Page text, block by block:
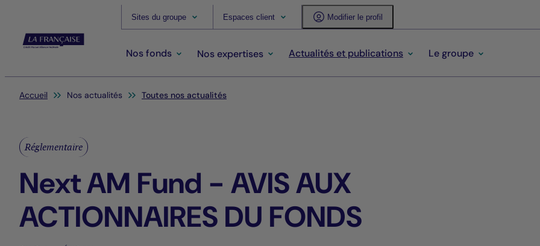
Sites du groupe Espaces client Modifier le profil
Nos fonds Nos expertises Actualités et publications Le groupe
Vous êtes ici:
Accueil Nos actualités Toutes nos actualités
Réglementaire
Next AM Fund - AVIS AUX
ACTIONNAIRES DU FONDS